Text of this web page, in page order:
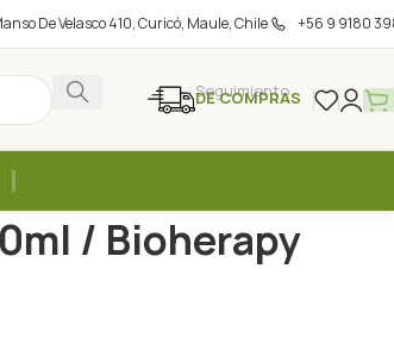
De Velasco 410, Curicó, Maule, Chile +56 9 9180
Seguimiento
DE COMPRAS
/ Bioherapy